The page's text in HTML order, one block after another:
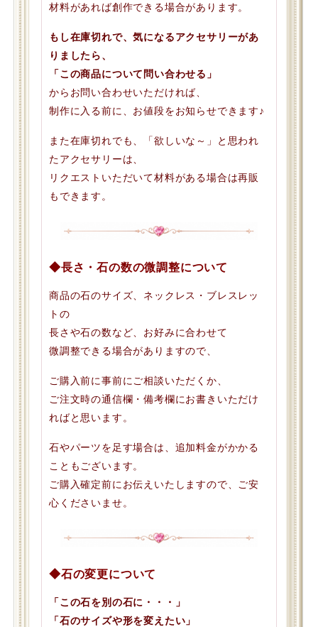
材料があれば創作できる場合があります。
もし在庫切れで、気になるアクセサリーがあ
りましたら、
「この商品について問い合わせる」
からお問い合わせいただければ、
制作に入る前に、お値段をお知らせできます♪
また在庫切れでも、「欲しいな～」と思われ
たアクセサリーは、
リクエストいただいて材料がある場合は再販
もできます。
◆長さ・石の数の微調整について
商品の石のサイズ、ネックレス・ブレスレッ
トの
長さや石の数など、お好みに合わせて
微調整できる場合がありますので、
ご購入前に事前にご相談いただくか、
ご注文時の通信欄・備考欄にお書きいただけ
ればと思います。
石やパーツを足す場合は、追加料金がかかる
こともございます。
ご購入確定前にお伝えいたしますので、ご安
心くださいませ。
◆石の変更について
「この石を別の石に・・・」
「石のサイズや形を変えたい」